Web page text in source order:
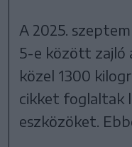
A 2025.
5-e között zajló
közel 1300
cikket foglaltak
eszközöket.